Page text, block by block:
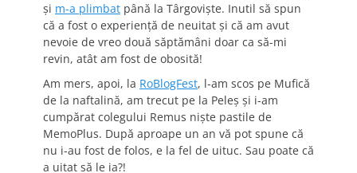
şi m-a plimbat până la Târgovişte. Inutil să spun
că a fost o experienţă de neuitat şi că am avut
nevoie de vreo două săptămâni doar ca să-mi
revin, atât am fost de obosită!
Am mers, apoi, la RoBlogFest, l-am scos pe Mufică
de la naftalină, am trecut pe la Peleş şi i-am
cumpărat colegului Remus nişte pastile de
MemoPlus. După aproape un an vă pot spune că
nu i-au fost de folos, e la fel de uituc. Sau poate că
a uitat să le ia?!